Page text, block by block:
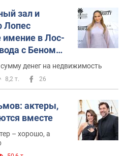
зал и
Лопес
имение в Лос-
с Беном
денег на недвижимость
8,2 т. 26
актеры,
вместе
– хорошо, а